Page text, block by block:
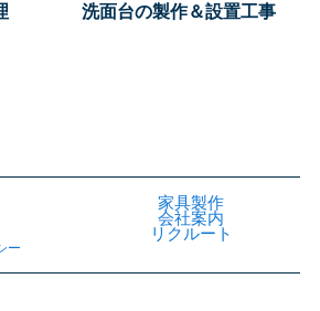
洗面台の製作＆設置工事
家具製作
会社案内
リクルート
ー